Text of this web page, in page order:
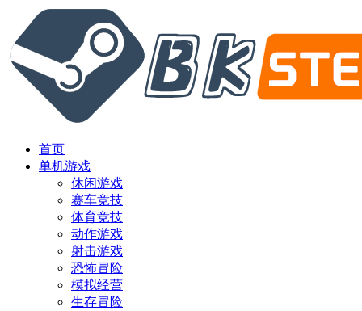
首页
单机游戏
休闲游戏
赛车竞技
体育竞技
动作游戏
射击游戏
恐怖冒险
模拟经营
生存冒险